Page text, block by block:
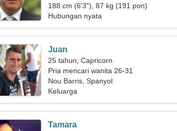
188 cm (6'3"), 87 kg (191 pon)
Hubungan nyata
Juan
25 tahun, Capricorn
Pria mencari wanita 26-31
Nou Barris, Spanyol
Keluarga
Tamara